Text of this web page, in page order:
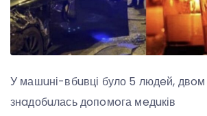
У машuні-вбuвці було 5 людeй, двoм
знaдобuлась дoпoмoга мeдuків